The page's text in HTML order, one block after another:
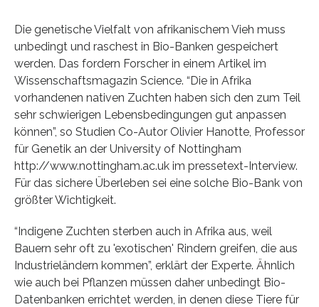
Die genetische Vielfalt von afrikanischem Vieh muss
unbedingt und raschest in Bio-Banken gespeichert
werden. Das fordern Forscher in einem Artikel im
Wissenschaftsmagazin Science. “Die in Afrika
vorhandenen nativen Zuchten haben sich den zum Teil
sehr schwierigen Lebensbedingungen gut anpassen
können”, so Studien Co-Autor Olivier Hanotte, Professor
für Genetik an der University of Nottingham
http://www.nottingham.ac.uk im pressetext-Interview.
Für das sichere Überleben sei eine solche Bio-Bank von
größter Wichtigkeit.
“Indigene Zuchten sterben auch in Afrika aus, weil
Bauern sehr oft zu 'exotischen' Rindern greifen, die aus
Industrieländern kommen”, erklärt der Experte. Ähnlich
wie auch bei Pflanzen müssen daher unbedingt Bio-
Datenbanken errichtet werden, in denen diese Tiere für